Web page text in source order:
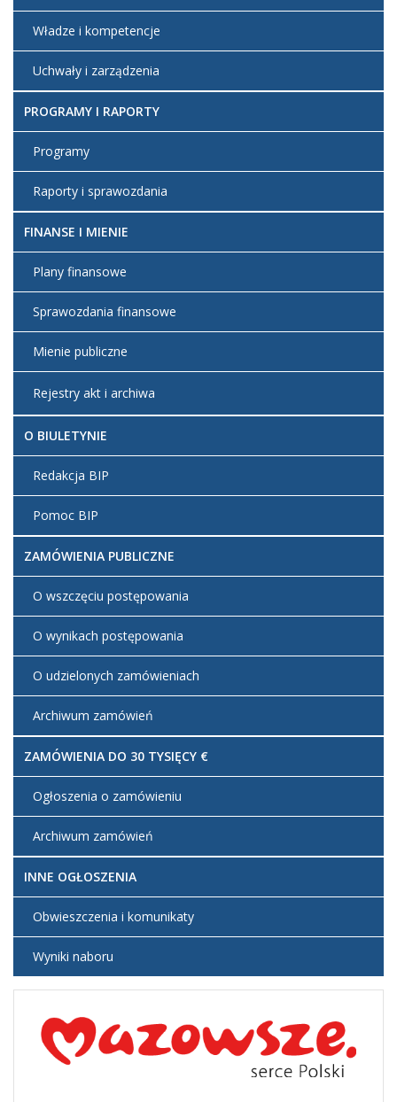
Władze i kompetencje
Uchwały i zarządzenia
PROGRAMY I RAPORTY
Programy
Raporty i sprawozdania
FINANSE I MIENIE
Plany finansowe
Sprawozdania finansowe
Mienie publiczne
Rejestry akt i archiwa
O BIULETYNIE
Redakcja BIP
Pomoc BIP
ZAMÓWIENIA PUBLICZNE
O wszczęciu postępowania
O wynikach postępowania
O udzielonych zamówieniach
Archiwum zamówień
ZAMÓWIENIA DO 30 TYSIĘCY €
Ogłoszenia o zamówieniu
Archiwum zamówień
INNE OGŁOSZENIA
Obwieszczenia i komunikaty
Wyniki naboru